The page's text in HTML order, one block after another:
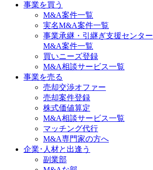
事業を買う
M&A案件一覧
実名M&A案件一覧
事業承継・引継ぎ支援センター
M&A案件一覧
買いニーズ登録
M&A相談サービス一覧
事業を売る
売却交渉オファー
売却案件登録
株式価値算定
M&A相談サービス一覧
マッチング代行
M&A専門家の方へ
企業･人材と出逢う
副業部